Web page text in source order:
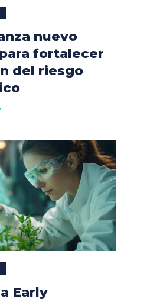
nuevo
fortalecer
del riesgo
Early